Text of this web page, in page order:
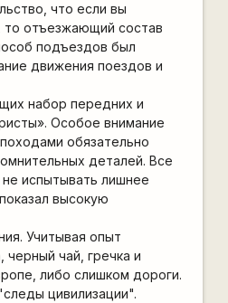
что если вы
то отъезжающий состав
подъездов был
движения поездов и
набор передних и
Особое внимание
обязательно
деталей. Все
испытывать лишнее
высокую
Учитывая опыт
чай, гречка и
либо слишком дороги.
цивилизации".